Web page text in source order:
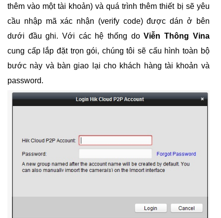
thêm vào một tài khoản) và quá trình thêm thiết bị sẽ yêu
cầu nhập mã xác nhận (verify code) được dán ở bên
dưới đầu ghi. Với các hệ thống doViễn Thông Vina
cung cấp lắp đặt trọn gói, chúng tôi sẽ cấu hình toàn bộ
bước này và bàn giao lại cho khách hàng tài khoản và
password.